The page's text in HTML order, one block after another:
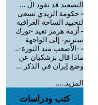
التصعيد قد تقود ال ...
- حكومة الزيدي تسعى
لتحييد الساحة العراقية
- أزمة هرمز تعيد -تورك
ستريم- إلى الواجهة
- -الأصعب منذ الثورة-..
ماذا قال بزشكيان عن
وضع إيران في الذكر ...
المزيد.....
كتب ودراسات